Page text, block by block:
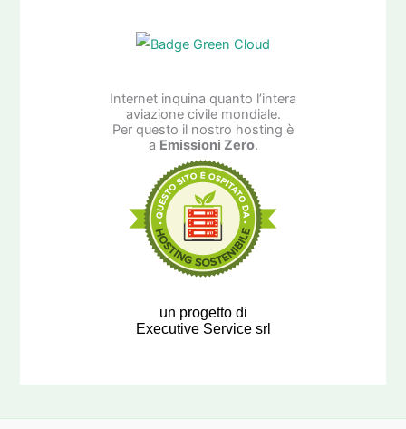
Internet inquina quanto l’intera
aviazione civile mondiale.
Per questo il nostro hosting è
a Emissioni Zero.
un progetto di
Executive Service srl